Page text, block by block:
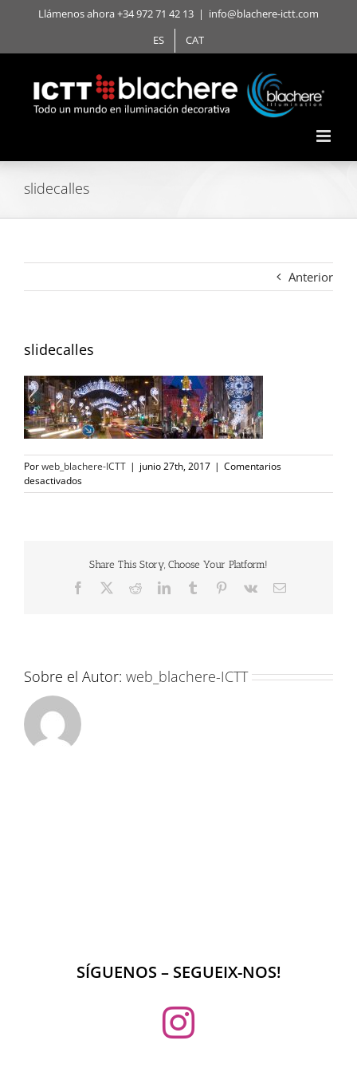
Llámenos ahora +34 972 71 42 13 | info@blachere-ictt.com
ES
CAT
slidecalles
Anterior
slidecalles
Porweb_blachere-ICTT | junio 27th, 2017 | Comentarios
desactivadosen
slidecalles
Share This Story, Choose Your Platform!
Facebook RedditLinkedInTumblr Pinterest
Vk
Correo
Sobre el Autor: web_blachere-ICTT
SÍGUENOS – SEGUEIX-NOS!